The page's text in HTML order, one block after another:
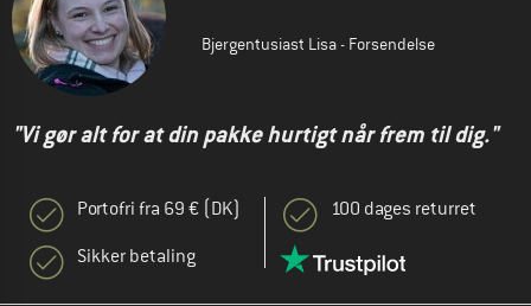
Bjergentusiast Lisa - Forsendelse
"Vi gør alt for at din pakke hurtigt når frem til dig."
Portofri fra 69 € (DK)
Sikker betaling
100 dages returret